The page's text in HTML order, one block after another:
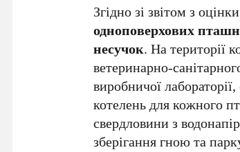
Згідно зі звітом з
одноповерхових
несучок. На території
ветеринарно-
виробничої
котелень для кожного
свердловини з
зберігання гною та